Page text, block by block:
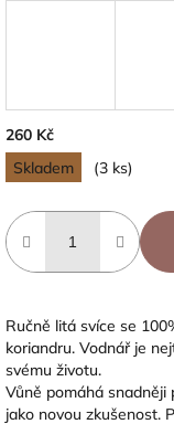
260 Kč
Měrná
cena:
Skladem (3 ks)
Ručně litá svíce se
koriandru. Vodnář je
svému životu.
Vůně pomáhá
jako novou zkušenost.